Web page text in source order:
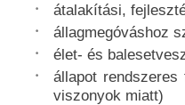
átalakítási,
állagmegóváshoz
élet- és
állapot
viszonyok miatt)